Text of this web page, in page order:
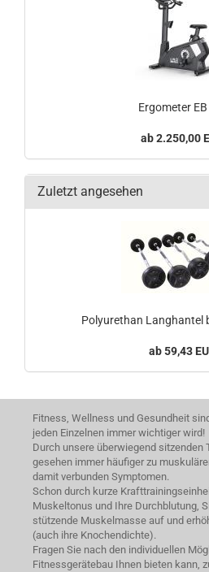
Ergometer
2.250,00
Zuletzt angesehen
Polyurethan Langhantel
59,43
Fitness, Wellness und Gesundheit
jeden Einzelnen immer wichtiger wird!
Durch unsere überwiegend
gesehen immer häufiger zu
damit verbunden Symptomen.
Schon durch kurze
Muskeltonus und Ihre Durchblutung,
stützende Muskelmasse auf und
(auch ihre Knochendichte).
Fragen Sie nach den individuellen
Fitnessgerätebau Ihnen bieten kann,